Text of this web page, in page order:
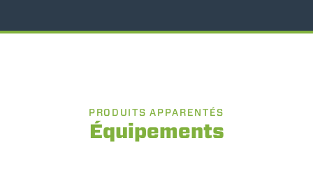
PRODUITS APPARENTÉS
Équipements